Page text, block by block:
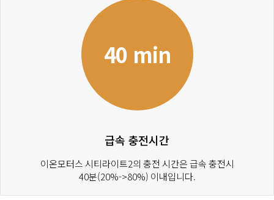
40 min
급속 충전시간
이온모터스 시티라이트2의 충전 시간은 급속 충전시
40분(20%->80%) 이내입니다.